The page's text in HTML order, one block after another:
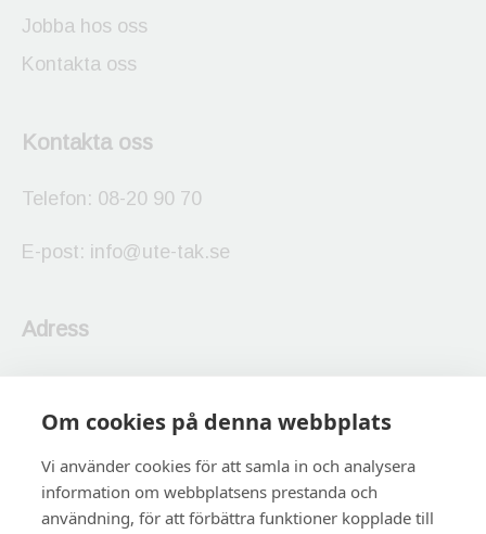
Om cookies på denna webbplats
Vi använder cookies för att samla in och analysera
information om webbplatsens prestanda och
användning, för att förbättra funktioner kopplade till
Jobba hos oss
Kontakta oss
Kontakta oss
Telefon: 08-20 90 70
E-post: info@ute-tak.se
Adress
Stallarholmsvägen 31,
124 59 Bandhagen